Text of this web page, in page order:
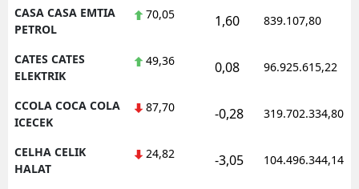
CASA CASA EMTIA
PETROL
70,05 1,60 839.107,80
CATES CATES
ELEKTRIK
49,36 0,08 96.925.615,22
CCOLA COCA COLA
ICECEK
87,70 -0,28 319.702.334,80
CELHA CELIK
HALAT
24,82 -3,05 104.496.344,14